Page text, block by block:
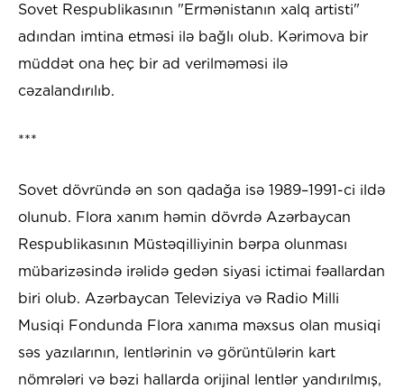
Sovet Respublikasının "Ermənistanın xalq artisti"
adından imtina etməsi ilə bağlı olub. Kərimova bir
müddət ona heç bir ad verilməməsi ilə
cəzalandırılıb.
***
Sovet dövründə ən son qadağa isə 1989–1991-ci ildə
olunub. Flora xanım həmin dövrdə Azərbaycan
Respublikasının Müstəqilliyinin bərpa olunması
mübarizəsində irəlidə gedən siyasi ictimai fəallardan
biri olub. Azərbaycan Televiziya və Radio Milli
Musiqi Fondunda Flora xanıma məxsus olan musiqi
səs yazılarının, lentlərinin və görüntülərin kart
nömrələri və bəzi hallarda orijinal lentlər yandırılmış,